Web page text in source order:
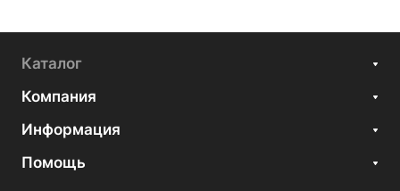
Каталог
Компания
Информация
Помощь